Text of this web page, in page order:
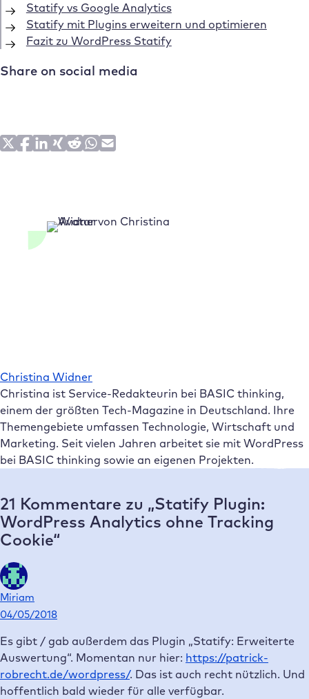
Statify vs Google Analytics
Statify mit Plugins erweitern und optimieren
Fazit zu WordPress Statify
Share on social media
Christina Widner
Christina ist Service-Redakteurin bei BASIC thinking,
einem der größten Tech-Magazine in Deutschland. Ihre
Themengebiete umfassen Technologie, Wirtschaft und
Marketing. Seit vielen Jahren arbeitet sie mit WordPress
bei BASIC thinking sowie an eigenen Projekten.
21 Kommentare zu „Statify Plugin:
WordPress Analytics ohne Tracking
Cookie“
Miriam
04/05/2018
Es gibt / gab außerdem das Plugin „Statify: Erweiterte
Auswertung“. Momentan nur hier: https://patrick-
robrecht.de/wordpress/. Das ist auch recht nützlich. Und
hoffentlich bald wieder für alle verfügbar.